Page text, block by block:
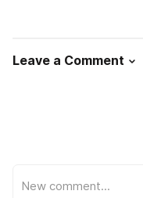
Leave a Comment